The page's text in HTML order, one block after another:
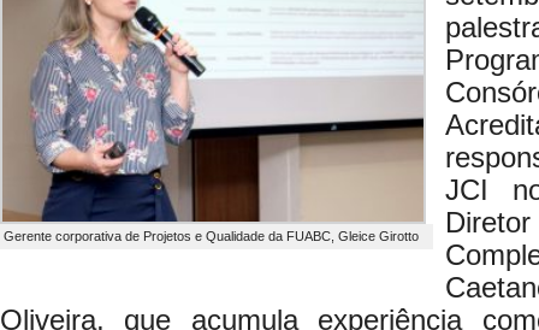
Gerente corporativa de Projetos e Qualidade da FUABC, Gleice Girotto
JCI
Oliveira, que acumula experiência